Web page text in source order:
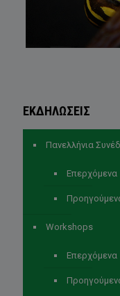
ΕΚΔΗΛΩΣΕΙΣ
Πανελλήνια
Επερχόμενα
Workshops
Επερχόμενα